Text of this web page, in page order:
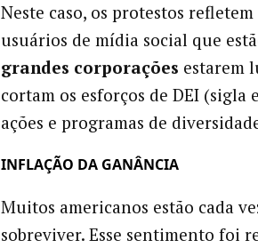
Neste caso, os protestos
usuários de mídia social que
grandes corporações estarem
cortam os esforços de DEI (sigla
ações e programas de
INFLAÇÃO DA GANÂNCIA
Muitos americanos estão cada
sobreviver. Esse sentimento foi